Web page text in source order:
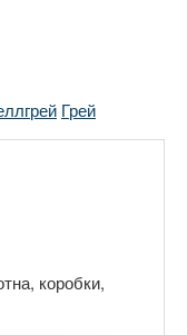
Грей
коробки,